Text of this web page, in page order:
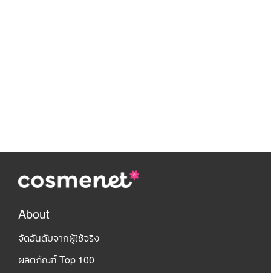
About
จัดอันดับจากผู้ใช้จริง
ผลิตภัณฑ์ Top 100